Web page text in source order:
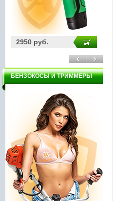
2950 руб.
БЕНЗОКОСЫ И ТРИММЕРЫ